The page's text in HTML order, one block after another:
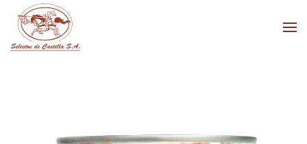
Skip to main content